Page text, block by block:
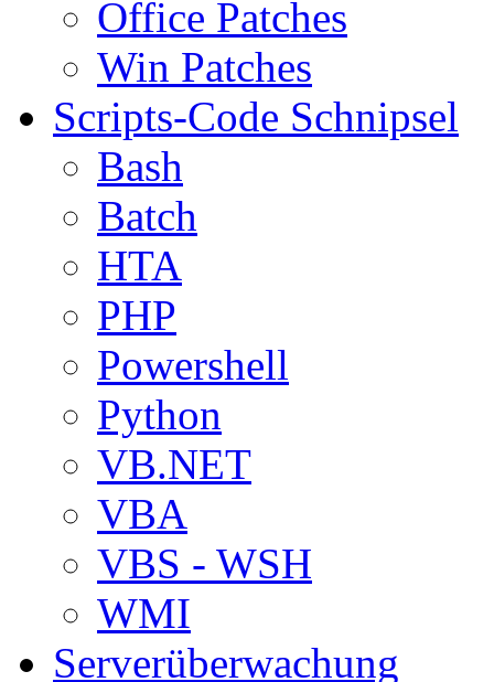
Office Patches
Win Patches
Scripts-Code Schnipsel
Bash
Batch
HTA
PHP
Powershell
Python
VB.NET
VBA
VBS - WSH
WMI
Serverüberwachung